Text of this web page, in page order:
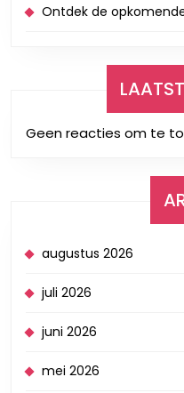
Ontdek de
Geen reacties om te
augustus 2026
juli 2026
juni 2026
mei 2026